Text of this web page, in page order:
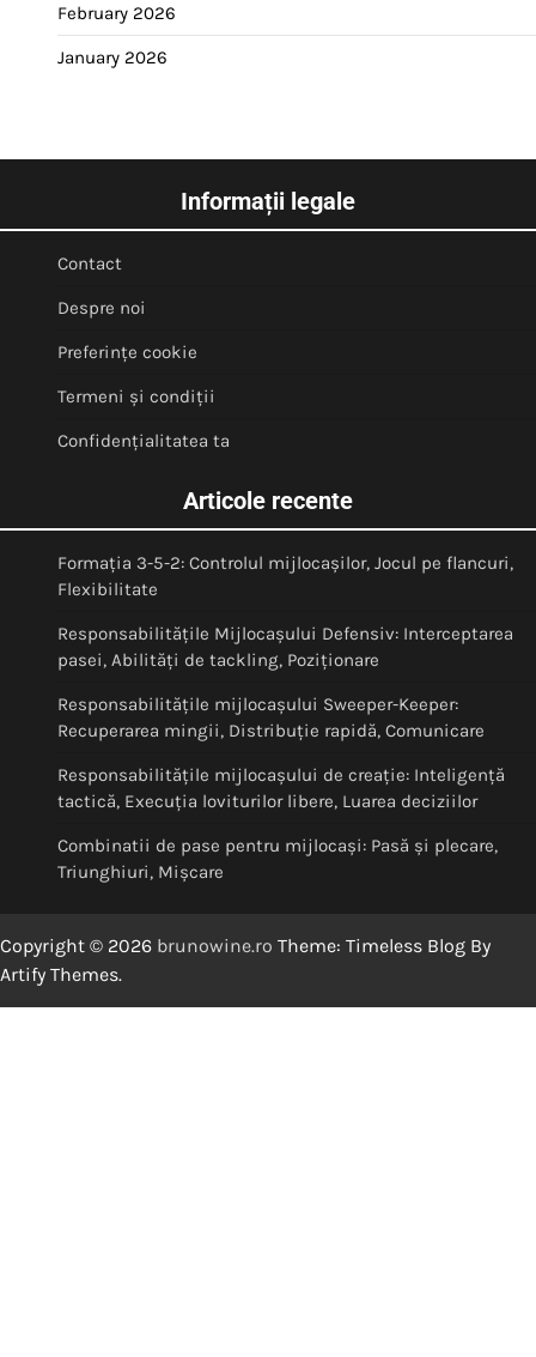
February 2026
January 2026
Informații legale
Contact
Despre noi
Preferințe cookie
Termeni și condiții
Confidențialitatea ta
Articole recente
Formația 3-5-2: Controlul mijlocașilor, Jocul pe flancuri,
Flexibilitate
Responsabilitățile Mijlocașului Defensiv: Interceptarea
pasei, Abilități de tackling, Poziționare
Responsabilitățile mijlocașului Sweeper-Keeper:
Recuperarea mingii, Distribuție rapidă, Comunicare
Responsabilitățile mijlocașului de creație: Inteligență
tactică, Execuția loviturilor libere, Luarea deciziilor
Combinatii de pase pentru mijlocași: Pasă și plecare,
Triunghiuri, Mișcare
Copyright © 2026 brunowine.ro Theme: Timeless Blog By
Artify Themes.